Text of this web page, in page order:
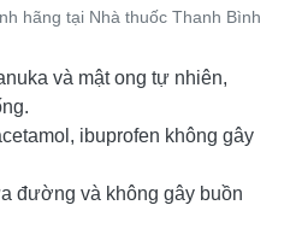
hãng tại Nhà thuốc Thanh Bình
và mật ong tự nhiên,
ibuprofen không gây
đường và không gây buồn